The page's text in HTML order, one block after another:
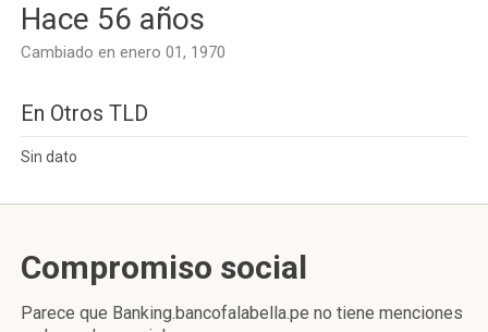
Hace 56 años
Cambiado en enero 01, 1970
En Otros TLD
Sin dato
Compromiso social
Parece que Banking.bancofalabella.pe no tiene menciones